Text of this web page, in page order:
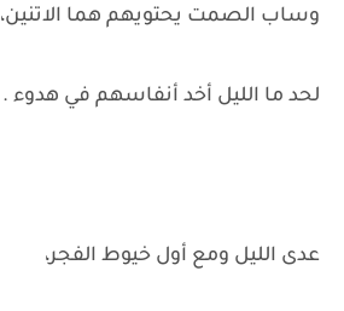
وساب الصمت يحتويهم هما الاتنين،
لحد ما الليل أخد أنفاسهم في هدوء .
عدى الليل ومع أول خيوط الفجر،